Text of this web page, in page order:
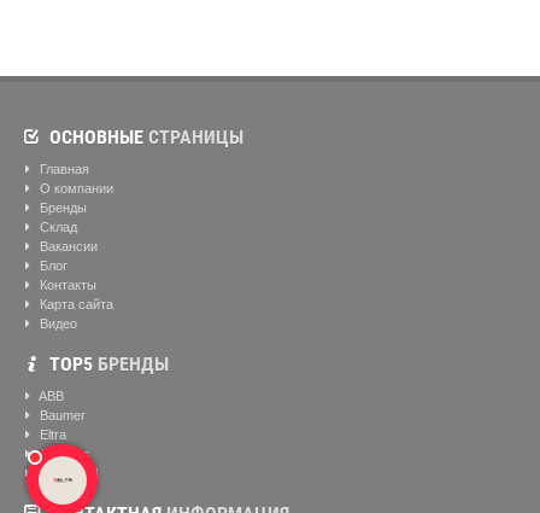
ОСНОВНЫЕ СТРАНИЦЫ
Главная
О компании
Бренды
Склад
Вакансии
Блог
Контакты
Карта сайта
Видео
ТОР5 БРЕНДЫ
ABB
Baumer
Eltra
Siemens
Helukabel